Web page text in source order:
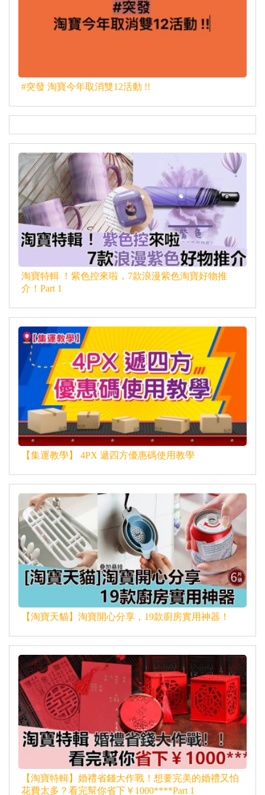
#突發 淘寶今年取消雙12活動 !!
淘寶特輯 ！紫色控來啦，7款浪漫紫色淘寶好物推
介！Part 1
【集運教學】 4PX 遞四方優惠碼使用教學
【淘寶天貓】淘寶開心分享，19款廚房實用神器！
【淘寶特輯】婚禮省錢大作戰！想要完美的婚禮又怕
花費太多？看完幫你省下￥1000****Part 1